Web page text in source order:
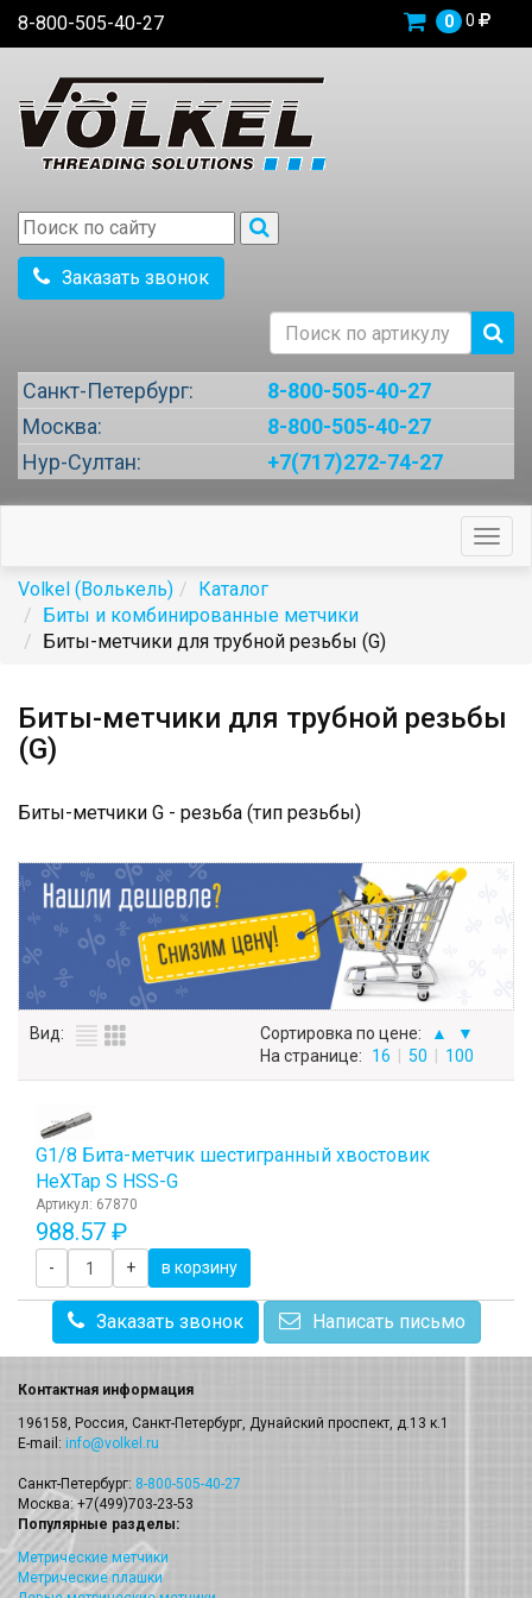
8-800-505-40-27 0 0
Заказать звонок
Санкт-Петербург:
8-800-505-40-27
Москва:
8-800-505-40-27
Нур-Султан:
+7(717)272-74-27
Volkel (Волькель)
Каталог
Биты и комбинированные метчики
Биты-метчики для трубной резьбы (G)
Биты-метчики для трубной резьбы
(G)
Биты-метчики G - резьба (тип резьбы)
Вид: Сортировка по цене: ▲
▼
На странице:
16 50 100
G1/8 Бита-метчик шестигранный хвостовик
HeХTap S HSS-G
Артикул: 67870
988.57 ₽
- + в корзину
Заказать звонок Написать письмо
Контактная информация
196158, Россия, Санкт-Петербург, Дунайский проспект, д.13 к.1
E-mail: info@volkel.ru
Санкт-Петербург: 8-800-505-40-27
Москва: +7(499)703-23-53
Популярные разделы:
Метрические метчики
Метрические плашки